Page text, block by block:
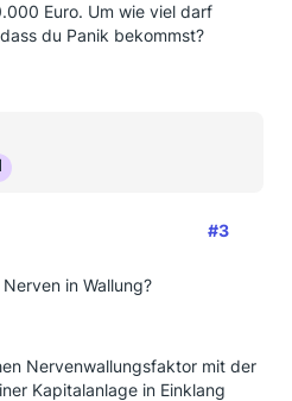
Euro. Um wie viel darf
du Panik bekommst?
#3
in Wallung?
Nervenwallungsfaktor mit der
Kapitalanlage in Einklang